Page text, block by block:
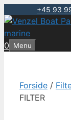
+45 93
Hop
til
indhold
0 Menu
Forside /
FILTER